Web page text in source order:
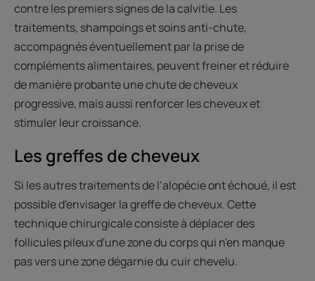
contre les premiers signes de la calvitie. Les
traitements, shampoings et soins anti-chute,
accompagnés éventuellement par la prise de
compléments alimentaires, peuvent freiner et réduire
de manière probante une chute de cheveux
progressive, mais aussi renforcer les cheveux et
stimuler leur croissance.
Les greffes de cheveux
Si les autres traitements de l’alopécie ont échoué, il est
possible d'envisager la greffe de cheveux. Cette
technique chirurgicale consiste à déplacer des
follicules pileux d'une zone du corps qui n'en manque
pas vers une zone dégarnie du cuir chevelu.